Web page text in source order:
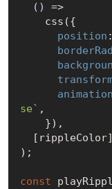
()
=>
position
animation
se` ,
);
const